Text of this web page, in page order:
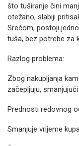
što tuširanje čini
otežano, slabiji
Srećom, postoji
tuša, bez potrebe za
Razlog problema:
Zbog nakupljanja
začepljuju,
Prednosti redovnog
Smanjuje vrijeme